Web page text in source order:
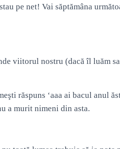
pe net! Vai săptămâna
viitorul nostru (dacă îl luăm
răspuns ‘aaa ai bacul anul
a murit nimeni din asta.